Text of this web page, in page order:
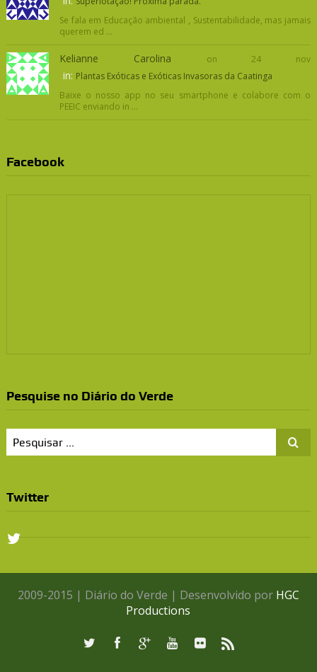
Se fala em Educação ambiental , Sustentabilidade, mas jamais
querem ed ...
Kelianne Carolina on 24 nov
in: Plantas Exóticas e Exóticas Invasoras da Caatinga
Baixe o nosso app no seu smartphone e colabore com o
PEEIC enviando in ...
Facebook
Pesquise no Diário do Verde
Twitter
2009-2015 | Diário do Verde | Desenvolvido por HGC
Productions